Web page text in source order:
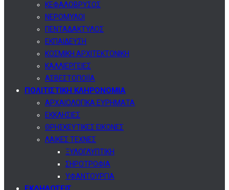
ΚΕΦΑΛΟΒΡΥΣΟΣ
ΝΕΡΟΜΥΛΟΙ
ΠΕΝΤΑΔΑΚΤΥΛΟΣ
ΕΚΠΑΙΔΕΥΣΗ
ΚΟΣΜΙΚΗ ΑΡΧΙΤΕΚΤΟΝΙΚΗ
ΚΑΛΛΙΕΡΓΕΙΕΣ
ΑΣΒΕΣΤΟΠΟΙΪΑ
ΠΟΛΙΤΙΣΤΙΚΗ ΚΛΗΡΟΝΟΜΙΑ
ΑΡΧΑΙΟΛΟΓΙΚΑ ΕΥΡΗΜΑΤΑ
ΕΚΚΛΗΣΙΕΣ
ΘΡΗΣΚΕΥΤΙΚΕΣ ΕΙΚΟΝΕΣ
ΛΑΙΚΕΣ ΤΕΧΝΕΣ
ΞΥΛΟΓΛΥΠΤΙΚΗ
ΣΗΡΟΤΡΟΦΙΑ
ΥΦΑΝΤΟΥΡΓΙΑ